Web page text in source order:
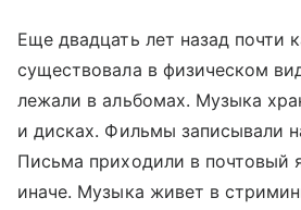
Еще двадцать лет назад почти
существовала в физическом
лежали в альбомах. Музыка
и дисках. Фильмы записывали
Письма приходили в почтовый
иначе. Музыка живет в